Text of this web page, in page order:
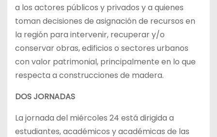
a los actores públicos y privados y a quienes
toman decisiones de asignación de recursos en
la región para intervenir, recuperar y/o
conservar obras, edificios o sectores urbanos
con valor patrimonial, principalmente en lo que
respecta a construcciones de madera.
DOS JORNADAS
La jornada del miércoles 24 está dirigida a
estudiantes, académicos y académicas de las